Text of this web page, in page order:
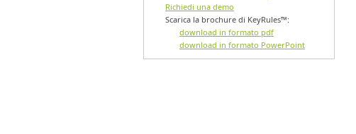
Richiedi una demo
Scarica la brochure di KeyRules™:
download in formato pdf
download in formato PowerPoint